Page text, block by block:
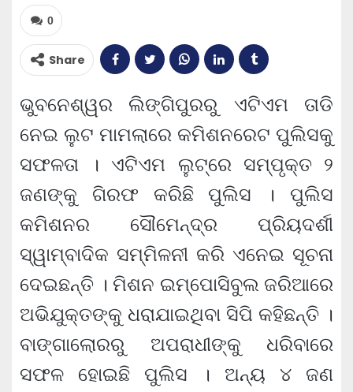
0
Share
ଭୁବନେଶ୍ୱର ଲିଙ୍ଗିପୁରରୁ ଏଟିଏମ ତାଡି
ନେଇ ଲୁଟ ମାମଲାରେ କମିଶନରେଟ ପୁଲିସକୁ
ସଫଳତା । ଏଟିଏମ ଲୁଟ୍‌ରେ ସମ୍ପୃକ୍ତ ୨
ଜଣଙ୍କୁ ଗିରଫ କରିଛି ପୁଲିସ । ପୁଲିସ
କମିଶନର ସୌମେନ୍ଦ୍ର ପ୍ରିୟଦର୍ଶୀ
ସ୍ୱାମ୍ବାଦିକ ସମ୍ମିଳନୀ କରି ଏନେଇ ସୂଚନା
ଦେଇଛନ୍ତି । ମିଶନ ଇମ୍ପୋସିବୁଲ ଜରିଆରେ
ଅଭିଯୁକ୍ତଙ୍କୁ ଧରାଯାଇଥିବା ସିପି କହିଛନ୍ତି ।
ବାଙ୍ଗାଲୋରରୁ ଅପରାଧୀଙ୍କୁ ଧରିବାରେ
ସଫଳ ହୋଇଛି ପୁଲିସ । ଅନ୍ୟ ୪ ଜଣ